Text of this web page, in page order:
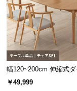
い
て
会
員
規
幅120~200cm 伸縮式ダ
ーブル 4人掛け
￥49,999